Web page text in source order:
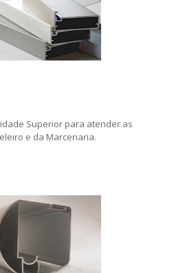
Superior para atender as
e da Marcenaria.